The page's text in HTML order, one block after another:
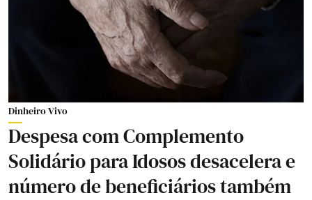
Dinheiro Vivo
Despesa com Complemento
Solidário para Idosos desacelera e
número de beneficiários também